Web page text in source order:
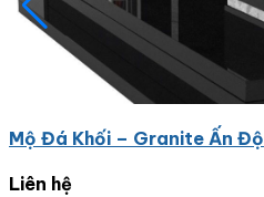
Mộ Đá Khối – Granite Ấn Độ
Liên hệ